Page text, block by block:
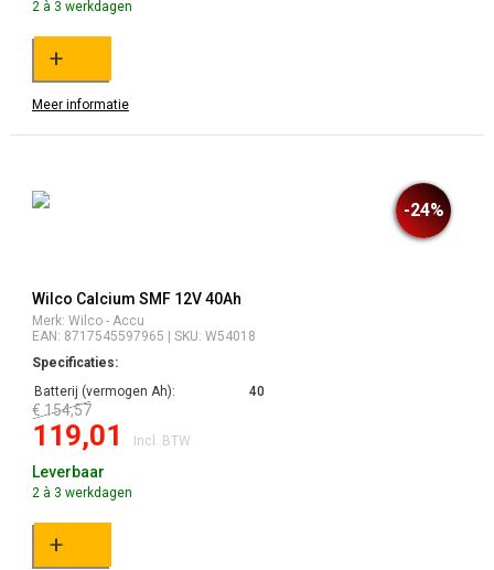
2 à 3 werkdagen
+
Meer informatie
-24%
Wilco Calcium SMF 12V 40Ah
Merk: Wilco - Accu
EAN: 8717545597965 | SKU: W54018
Specificaties:
Batterij (vermogen Ah):
40
€ 154,57
119,01 Incl. BTW
Leverbaar
2 à 3 werkdagen
+